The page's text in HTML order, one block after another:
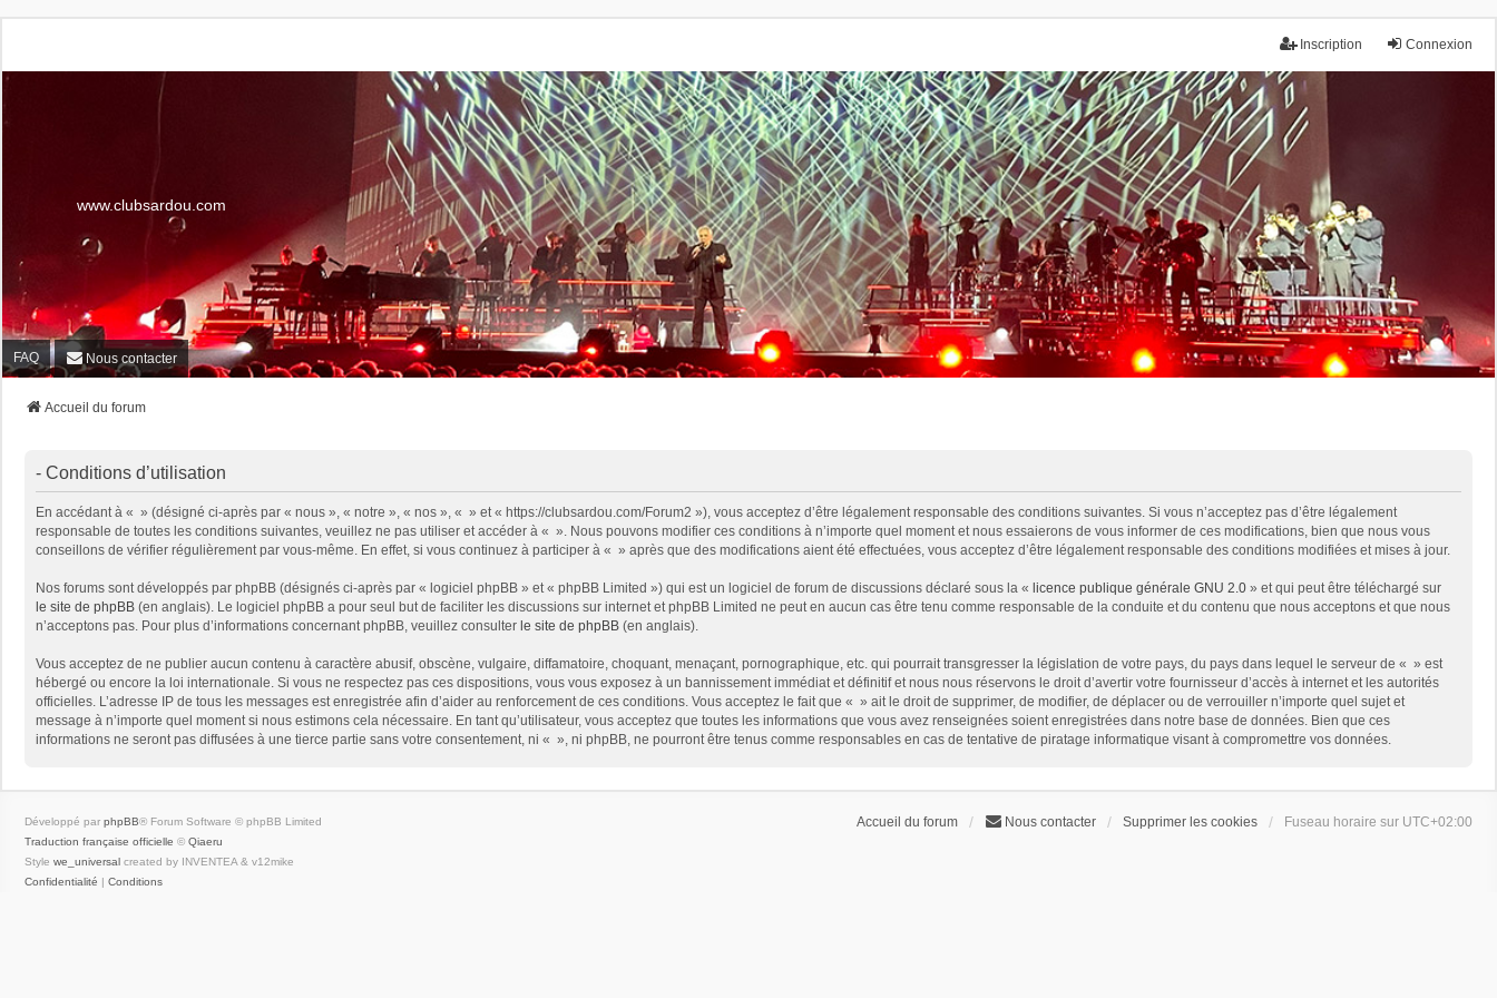
Connexion
Inscription
www.clubsardou.com
FAQ Nous contacter
Accueil du forum
- Conditions d’utilisation
En accédant à « » (désigné ci-après par « nous », « notre », « nos », « » et « https://clubsardou.com/Forum2 »), vous acceptez d’être légalement responsable des conditions suivantes. Si vous n’acceptez pas d’être légalement
responsable de toutes les conditions suivantes, veuillez ne pas utiliser et accéder à « ». Nous pouvons modifier ces conditions à n’importe quel moment et nous essaierons de vous informer de ces modifications, bien que nous vous
conseillons de vérifier régulièrement par vous-même. En effet, si vous continuez à participer à « » après que des modifications aient été effectuées, vous acceptez d’être légalement responsable des conditions modifiées et mises à jour.
Nos forums sont développés par phpBB (désignés ci-après par « logiciel phpBB » et « phpBB Limited ») qui est un logiciel de forum de discussions déclaré sous la « licence publique générale GNU 2.0 » et qui peut être téléchargé sur
le site de phpBB (en anglais). Le logiciel phpBB a pour seul but de faciliter les discussions sur internet et phpBB Limited ne peut en aucun cas être tenu comme responsable de la conduite et du contenu que nous acceptons et que nous
n’acceptons pas. Pour plus d’informations concernant phpBB, veuillez consulter le site de phpBB (en anglais).
Vous acceptez de ne publier aucun contenu à caractère abusif, obscène, vulgaire, diffamatoire, choquant, menaçant, pornographique, etc. qui pourrait transgresser la législation de votre pays, du pays dans lequel le serveur de « » est
hébergé ou encore la loi internationale. Si vous ne respectez pas ces dispositions, vous vous exposez à un bannissement immédiat et définitif et nous nous réservons le droit d’avertir votre fournisseur d’accès à internet et les autorités
officielles. L’adresse IP de tous les messages est enregistrée afin d’aider au renforcement de ces conditions. Vous acceptez le fait que « » ait le droit de supprimer, de modifier, de déplacer ou de verrouiller n’importe quel sujet et
message à n’importe quel moment si nous estimons cela nécessaire. En tant qu’utilisateur, vous acceptez que toutes les informations que vous avez renseignées soient enregistrées dans notre base de données. Bien que ces
informations ne seront pas diffusées à une tierce partie sans votre consentement, ni « », ni phpBB, ne pourront être tenus comme responsables en cas de tentative de piratage informatique visant à compromettre vos données.
Accueil du forum Nous contacter Supprimer les cookies Fuseau horaire sur UTC+02:00
Développé par phpBB® Forum Software © phpBB Limited
Traduction française officielle © Qiaeru
Style we_universal created by INVENTEA & v12mike
Confidentialité | Conditions